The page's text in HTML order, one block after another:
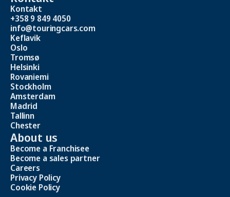
Kontakt
+358 9 849 4050
info@touringcars.com
Keflavik
Oslo
Tromsø
Helsinki
Rovaniemi
Stockholm
Amsterdam
Madrid
Tallinn
Chester
About us
Become a Franchisee
Become a sales partner
Careers
Privacy Policy
Cookie Policy